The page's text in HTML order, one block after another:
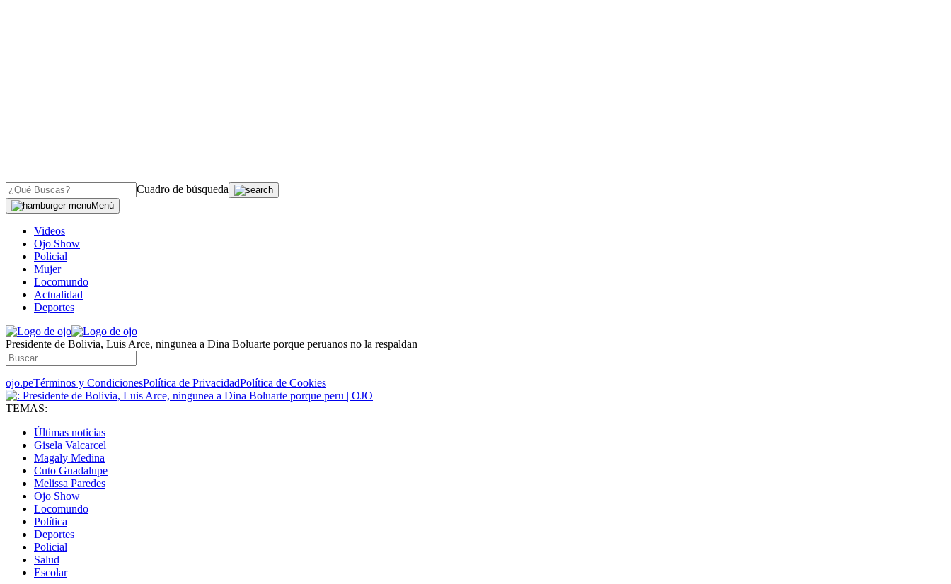
Cuadro de búsqueda
Menú
Videos
Ojo Show
Policial
Mujer
Locomundo
Actualidad
Deportes
Presidente de Bolivia, Luis Arce, ningunea a Dina Boluarte porque peruanos no la respaldan
ojo.peTérminos y CondicionesPolítica de PrivacidadPolítica de Cookies
TEMAS:
Últimas noticias
Gisela Valcarcel
Magaly Medina
Cuto Guadalupe
Melissa Paredes
Ojo Show
Locomundo
Política
Deportes
Policial
Salud
Escolar